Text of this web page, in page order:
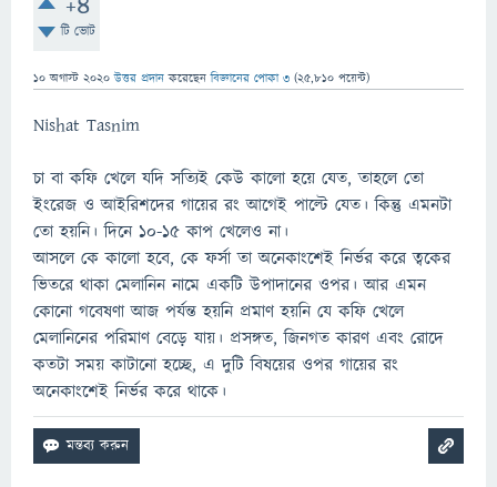
টি ভোট
10 অগাস্ট 2020 উত্তর প্রদান করেছেনবিজ্ঞানের পোকা ৩ (25,810 পয়েন্ট)
Nishat Tasnim
চা বা কফি খেলে যদি সত্যিই কেউ কালো হয়ে যেত, তাহলে তো
ইংরেজ ও আইরিশদের গায়ের রং আগেই পাল্টে যেত। কিন্তু এমনটা
তো হয়নি। দিনে ১০-১৫ কাপ খেলেও না।
আসলে কে কালো হবে, কে ফর্সা তা অনেকাংশেই নির্ভর করে ত্বকের
ভিতরে থাকা মেলানিন নামে একটি উপাদানের ওপর। আর এমন
কোনো গবেষণা আজ পর্যন্ত হয়নি প্রমাণ হয়নি যে কফি খেলে
মেলানিনের পরিমাণ বেড়ে যায়। প্রসঙ্গত, জিনগত কারণ এবং রোদে
কতটা সময় কাটানো হচ্ছে, এ দুটি বিষয়ের ওপর গায়ের রং
অনেকাংশেই নির্ভর করে থাকে।